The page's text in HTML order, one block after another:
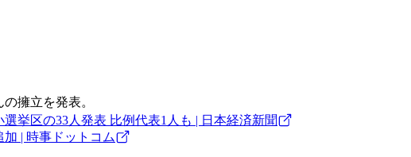
擁立を発表。
挙区の33人発表 比例代表1人も | 日本経済新聞
| 時事ドットコム